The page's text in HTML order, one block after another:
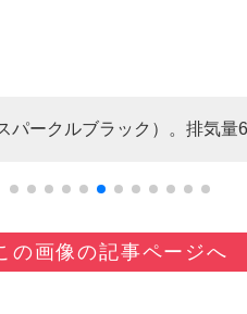
パークルブラック）。排気量
の画像の記事ページへ